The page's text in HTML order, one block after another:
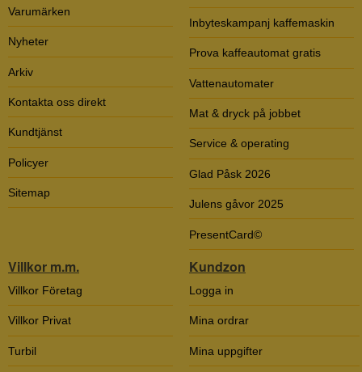
Varumärken
Nyheter
Arkiv
Kontakta oss direkt
Kundtjänst
Policyer
Sitemap
Inbyteskampanj kaffemaskin
Prova kaffeautomat gratis
Vattenautomater
Mat & dryck på jobbet
Service & operating
Glad Påsk 2026
Julens gåvor 2025
PresentCard©
Villkor m.m.
Villkor Företag
Villkor Privat
Turbil
Kundzon
Logga in
Mina ordrar
Mina uppgifter